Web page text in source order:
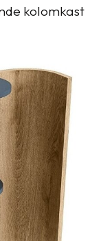
kolomkast